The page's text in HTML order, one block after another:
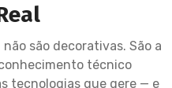
são decorativas. São a
técnico
tecnologias que gere — e